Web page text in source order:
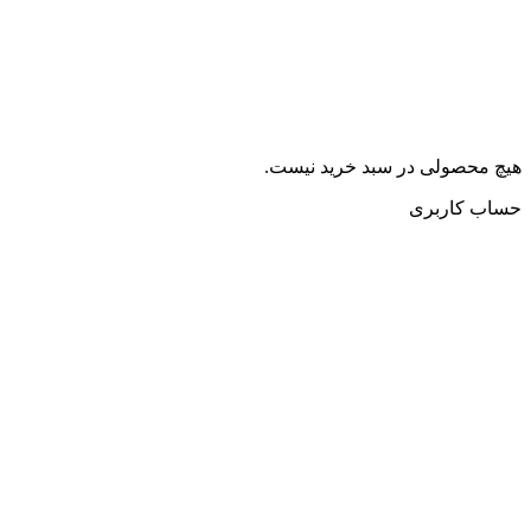
هیچ محصولی در سبد خرید نیست.
حساب کاربری